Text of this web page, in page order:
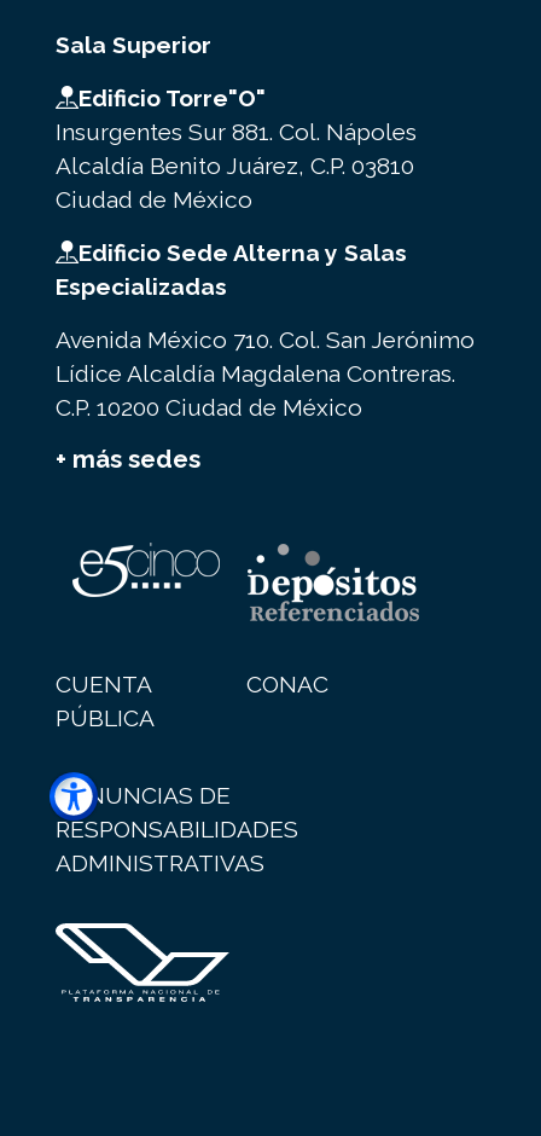
Sala Superior
Edificio Torre"O"
Insurgentes Sur 881. Col. Nápoles
Alcaldía Benito Juárez, C.P. 03810
Ciudad de México
Edificio Sede Alterna y Salas
Especializadas
Avenida México 710. Col. San Jerónimo
Lídice Alcaldía Magdalena Contreras.
C.P. 10200 Ciudad de México
+ más sedes
CUENTA
PÚBLICA
CONAC
DENUNCIAS DE
RESPONSABILIDADES
ADMINISTRATIVAS